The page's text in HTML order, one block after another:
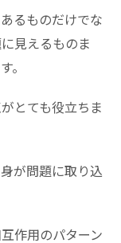
るものだけでな
見えるものま
。
とても役立ちま
が問題に取り込
作用のパターン